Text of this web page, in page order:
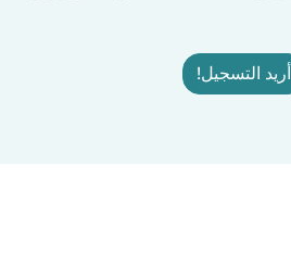
أريد التسجيل!